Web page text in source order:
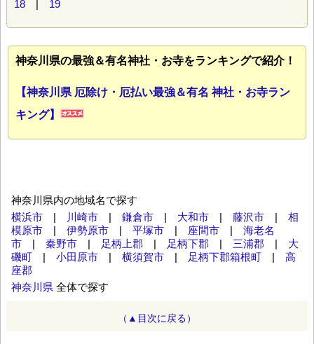
18 | 19
神奈川県の最強＆有名神社・お寺をランキングで紹介！
【神奈川県 厄除け・厄払い最強＆有名 神社・お寺ラン
キング】
神奈川県内の地域名で探す
横浜市 | 川崎市 | 鎌倉市 | 大和市 | 藤沢市 | 相
模原市 | 伊勢原市 | 平塚市 | 座間市 | 海老名
市 | 秦野市 | 足柄上郡 | 足柄下郡 | 三浦郡 | 大
磯町 | 小田原市 | 横須賀市 | 足柄下郡箱根町 | 高
座郡
神奈川県 全体で探す
（▲目次に戻る）